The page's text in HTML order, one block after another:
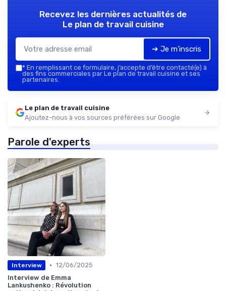
Recevez les dernières actualités de
Le plan de travail cuisine
➔ Je m'inscris
* En remplissant ce formulaire, j’accepte d’être contacté(e) à
des fins commerciales par Le plan de travail cuisine et ses
partenaires.
Le plan de travail cuisine
Ajoutez-nous à vos sources préférées sur Google
Parole d'experts
Interview • 12/06/2025
Interview de Emma
Lankushenko : Révolution